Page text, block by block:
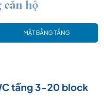
căn hộ
MẶT BẰNG TẦNG
tầng 3-20 block